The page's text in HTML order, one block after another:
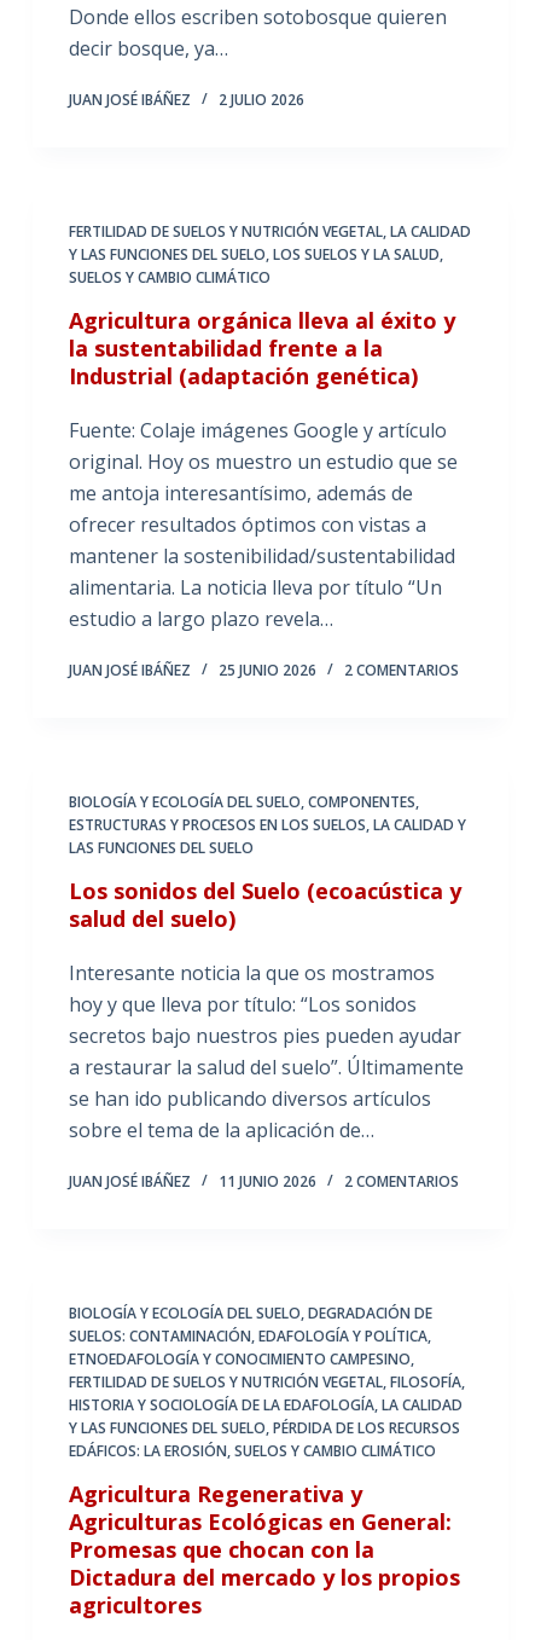
Donde ellos escriben sotobosque quieren
decir bosque, ya…
JUAN JOSÉ IBÁÑEZ 2 JULIO 2026
FERTILIDAD DE SUELOS Y NUTRICIÓN VEGETAL,LA CALIDAD
Y LAS FUNCIONES DEL SUELO,LOS SUELOS Y LA SALUD,
SUELOS Y CAMBIO CLIMÁTICO
Agricultura orgánica lleva al éxito y
la sustentabilidad frente a la
Industrial (adaptación genética)
Fuente: Colaje imágenes Google y artículo
original. Hoy os muestro un estudio que se
me antoja interesantísimo, además de
ofrecer resultados óptimos con vistas a
mantener la sostenibilidad/sustentabilidad
alimentaria. La noticia lleva por título “Un
estudio a largo plazo revela…
JUAN JOSÉ IBÁÑEZ 25 JUNIO 2026 2 COMENTARIOS
BIOLOGÍA Y ECOLOGÍA DEL SUELO,COMPONENTES,
ESTRUCTURAS Y PROCESOS EN LOS SUELOS,LA CALIDAD Y
LAS FUNCIONES DEL SUELO
Los sonidos del Suelo (ecoacústica y
salud del suelo)
Interesante noticia la que os mostramos
hoy y que lleva por título: “Los sonidos
secretos bajo nuestros pies pueden ayudar
a restaurar la salud del suelo”. Últimamente
se han ido publicando diversos artículos
sobre el tema de la aplicación de…
JUAN JOSÉ IBÁÑEZ 11 JUNIO 2026 2 COMENTARIOS
BIOLOGÍA Y ECOLOGÍA DEL SUELO,DEGRADACIÓN DE
SUELOS: CONTAMINACIÓN,EDAFOLOGÍA Y POLÍTICA,
ETNOEDAFOLOGÍA Y CONOCIMIENTO CAMPESINO,
FERTILIDAD DE SUELOS Y NUTRICIÓN VEGETAL,FILOSOFÍA,
HISTORIA Y SOCIOLOGÍA DE LA EDAFOLOGÍA,LA CALIDAD
Y LAS FUNCIONES DEL SUELO,PÉRDIDA DE LOS RECURSOS
EDÁFICOS: LA EROSIÓN,SUELOS Y CAMBIO CLIMÁTICO
Agricultura Regenerativa y
Agriculturas Ecológicas en General:
Promesas que chocan con la
Dictadura del mercado y los propios
agricultores